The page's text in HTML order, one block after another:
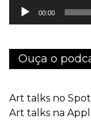
00:00
Ouça o
Art talks no
Art talks na